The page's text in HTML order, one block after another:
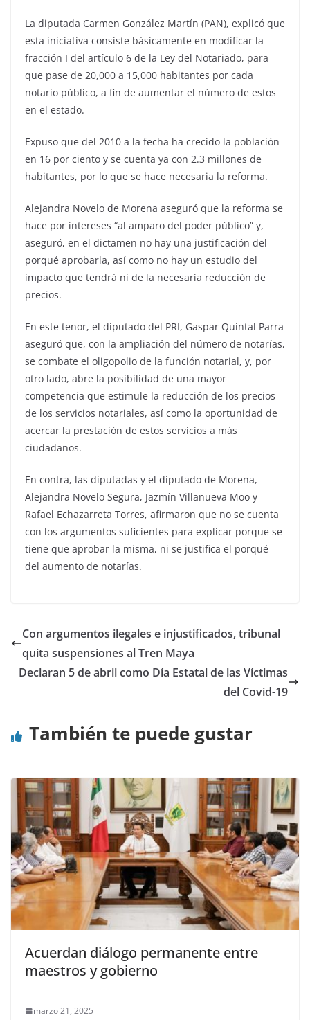
La diputada Carmen González Martín (PAN), explicó que
esta iniciativa consiste básicamente en modificar la
fracción I del artículo 6 de la Ley del Notariado, para
que pase de 20,000 a 15,000 habitantes por cada
notario público, a fin de aumentar el número de estos
en el estado.
Expuso que del 2010 a la fecha ha crecido la población
en 16 por ciento y se cuenta ya con 2.3 millones de
habitantes, por lo que se hace necesaria la reforma.
Alejandra Novelo de Morena aseguró que la reforma se
hace por intereses “al amparo del poder público” y,
aseguró, en el dictamen no hay una justificación del
porqué aprobarla, así como no hay un estudio del
impacto que tendrá ni de la necesaria reducción de
precios.
En este tenor, el diputado del PRI, Gaspar Quintal Parra
aseguró que, con la ampliación del número de notarías,
se combate el oligopolio de la función notarial, y, por
otro lado, abre la posibilidad de una mayor
competencia que estimule la reducción de los precios
de los servicios notariales, así como la oportunidad de
acercar la prestación de estos servicios a más
ciudadanos.
En contra, las diputadas y el diputado de Morena,
Alejandra Novelo Segura, Jazmín Villanueva Moo y
Rafael Echazarreta Torres, afirmaron que no se cuenta
con los argumentos suficientes para explicar porque se
tiene que aprobar la misma, ni se justifica el porqué
del aumento de notarías.
Con argumentos ilegales e injustificados, tribunal
quita suspensiones al Tren Maya
Declaran 5 de abril como Día Estatal de las Víctimas
del Covid-19
También te puede gustar
Acuerdan diálogo permanente entre
maestros y gobierno
marzo 21, 2025